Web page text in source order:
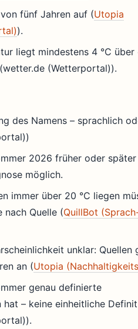
fünf Jahren auf (Utopia
).
liegt mindestens 4 °C über
(Wetterportal)).
des Namens – sprachlich
2026 früher oder
möglich.
immer über 20 °C liegen
Quelle (QuillBot
unklar: Quellen
an (Utopia
genau definierte
hat – keine einheitliche